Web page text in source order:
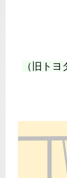
（旧ト